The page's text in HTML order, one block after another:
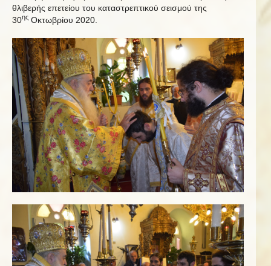
θλιβερής επετείου του καταστρεπτικού σεισμού της
30ης Οκτωβρίου 2020.